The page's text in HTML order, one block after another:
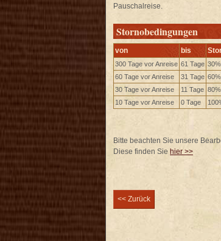
Pauschalreise.
Stornobedingungen
von bis
300 Tage vor Anreise 61 Tage
60 Tage vor Anreise
31 Tage
30 Tage vor Anreise
11 Tage
10 Tage vor Anreise
0 Tage
Bitte beachten Sie unsere
Diese finden Sie hier >>
<< Zurück